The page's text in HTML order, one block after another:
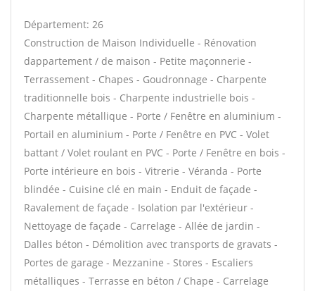
Département: 26
Construction de Maison Individuelle - Rénovation
dappartement / de maison - Petite maçonnerie -
Terrassement - Chapes - Goudronnage - Charpente
traditionnelle bois - Charpente industrielle bois -
Charpente métallique - Porte / Fenêtre en aluminium -
Portail en aluminium - Porte / Fenêtre en PVC - Volet
battant / Volet roulant en PVC - Porte / Fenêtre en bois -
Porte intérieure en bois - Vitrerie - Véranda - Porte
blindée - Cuisine clé en main - Enduit de façade -
Ravalement de façade - Isolation par l'extérieur -
Nettoyage de façade - Carrelage - Allée de jardin -
Dalles béton - Démolition avec transports de gravats -
Portes de garage - Mezzanine - Stores - Escaliers
métalliques - Terrasse en béton / Chape - Carrelage